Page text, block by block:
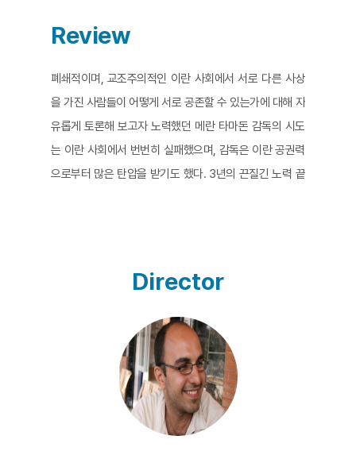
Review
폐쇄적이며, 교조주의적인 이란 사회에서 서로 다른 사상
을 가진 사람들이 어떻게 서로 공존할 수 있는가에 대해 자
유롭게 토론해 보고자 노력했던 메란 타마돈 감독의 시도
는 이란 사회에서 번번히 실패했으며, 감독은 이란 공권력
으로부터 많은 탄압을 받기도 했다. 3년의 끈질긴 노력 끝
적인 네 명의 종교 지도자들을 이틀 동안 테헤란 근교의 시
골집에 초대하는데 성공하고, 이들에게 외부와는 차단된
이 공간에서 무신론자이자, 이란을 떠나, 프랑스에 거주하
는 이중적 의미에서의 이방인인 자신과 함께 카메라 앞에
서 공동생활을 할 것을 제안한다. 이를 위해, 이 외딴집은
영화촬영장 세트처럼 변신한다. 일상의 공간에서 분리된
이 연출된 공간은 비로소 초대에 응한 이들과 타마돈 감독
이 이란사회에서는 논쟁거리로는 터부시했던 주제들에 대
Director